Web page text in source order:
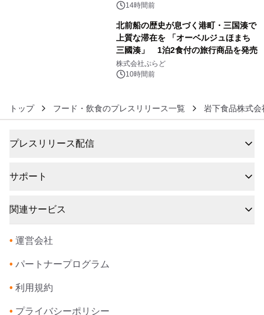
るパッケージ～ 9月1日(火)秋田県内で
販売開始
14時間前
北前船の歴史が息づく港町・三国湊で
上質な滞在を 「オーベルジュほまち
三國湊」 1泊2食付の旅行商品を発売
株式会社ぷらど
10時間前
トップ フード・飲食のプレスリリース一覧 岩下食品株式会
プレスリリース配信
サポート
関連サービス
• 運営会社
• パートナープログラム
• 利用規約
• プライバシーポリシー